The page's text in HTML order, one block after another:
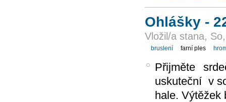
Ohlášky -
Vložil/a stana,
bruslení farní ples
Přijměte
uskuteční v
hale. Výtěžek